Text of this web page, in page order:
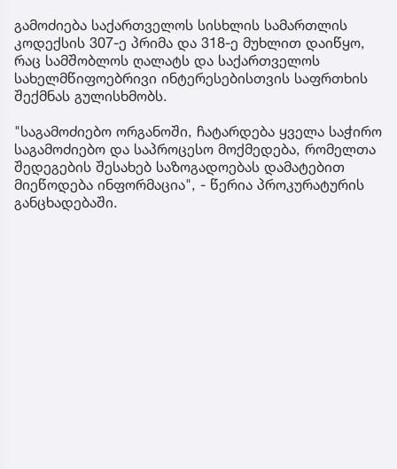
გამოძიება საქართველოს სისხლის სამართლის
კოდექსის 307-ე პრიმა და 318-ე მუხლით დაიწყო,
რაც სამშობლოს ღალატს და საქართველოს
სახელმწიფოებრივი ინტერესებისთვის საფრთხის
შექმნას გულისხმობს.
"საგამოძიებო ორგანოში, ჩატარდება ყველა საჭირო
საგამოძიებო და საპროცესო მოქმედება, რომელთა
შედეგების შესახებ საზოგადოებას დამატებით
მიეწოდება ინფორმაცია", - წერია პროკურატურის
განცხადებაში.